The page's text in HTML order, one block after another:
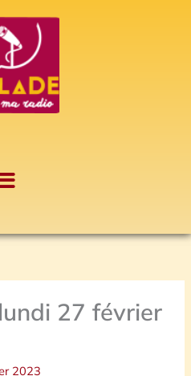
27 février
2023